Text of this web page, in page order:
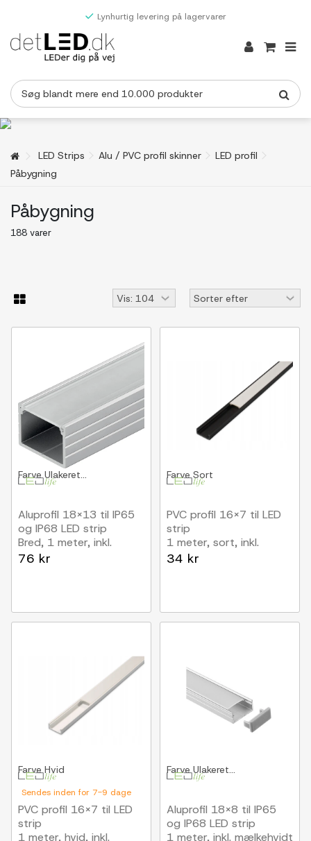
Lynhurtig levering på lagervarer
LED Strips Alu / PVC profil skinner
LED profil
Påbygning
Påbygning
188 varer
FarveUlakeret...
Aluprofil 18x13 til IP65
og IP68 LED strip
Bred, 1 meter, inkl.
matteret cover og klips,
76 kr
FarveSort
PVC profil 16x7 til LED
strip
1 meter, sort, inkl.
mælkehvidt cover
34 kr
Sendes inden for 7-9 dage
FarveHvid
PVC profil 16x7 til LED
strip
1 meter, hvid, inkl.
FarveUlakeret...
Aluprofil 18x8 til IP65
og IP68 LED strip
1 meter, inkl. mælkehvidt